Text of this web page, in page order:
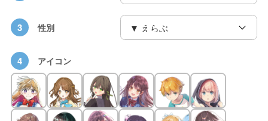
3 性別
4 アイコン